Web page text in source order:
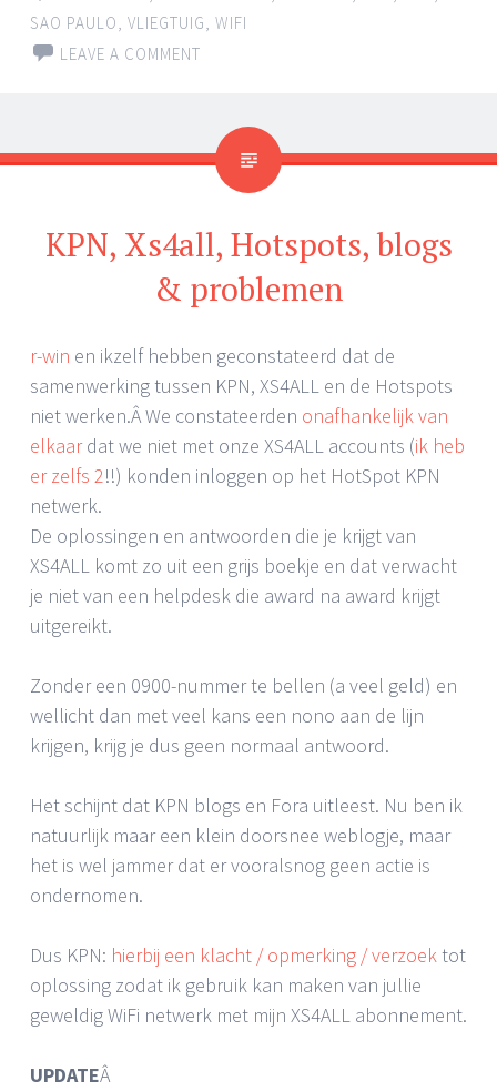
SAO PAULO VLIEGTUIG WIFI
LEAVE A COMMENT
KPN, Xs4all, Hotspots, blogs
& problemen
r-win en ikzelf hebben geconstateerd dat de
samenwerking tussen KPN, XS4ALL en de Hotspots
niet werken.Â We constateerden onafhankelijk van
elkaardat we niet met onze XS4ALL accounts (ik heb
er zelfs 2!!) konden inloggen op het HotSpot KPN
netwerk.
De oplossingen en antwoorden die je krijgt van
XS4ALL komt zo uit een grijs boekje en dat verwacht
je niet van een helpdesk die award na award krijgt
uitgereikt.
Zonder een 0900-nummer te bellen (a veel geld) en
wellicht dan met veel kans een nono aan de lijn
krijgen, krijg je dus geen normaal antwoord.
Het schijnt dat KPN blogs en Fora uitleest. Nu ben ik
natuurlijk maar een klein doorsnee weblogje, maar
het is wel jammer dat er vooralsnog geen actie is
ondernomen.
Dus KPN: hierbij een klacht / opmerking / verzoek tot
oplossing zodat ik gebruik kan maken van jullie
geweldig WiFi netwerk met mijn XS4ALL abonnement.
UPDATEÂ